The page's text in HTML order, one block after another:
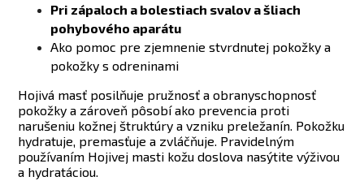
Pri zápaloch a bolestiach svalov a šliach
pohybového aparátu
Ako pomoc pre zjemnenie stvrdnutej pokožky a
pokožky s odreninami
Hojivá masť posilňuje pružnosť a obranyschopnosť
pokožky a zároveň pôsobí ako prevencia proti
narušeniu kožnej štruktúry a vzniku preležanín. Pokožku
hydratuje, premasťuje a zvláčňuje. Pravidelným
používaním Hojivej masti kožu doslova nasýtite výživou
a hydratáciou.